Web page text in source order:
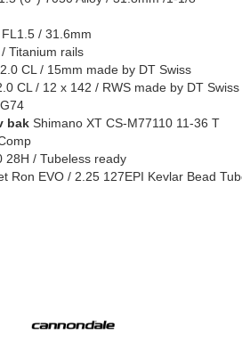
/ 31.6mm
Titanium rails
CL / 15mm made by DT Swiss
CL / 12 x 142 / RWS made by DT Swiss
bakShimano XT CS-M77110 11-36 T
/ Tubeless ready
Ron EVO / 2.25 127EPI Kevlar Bead